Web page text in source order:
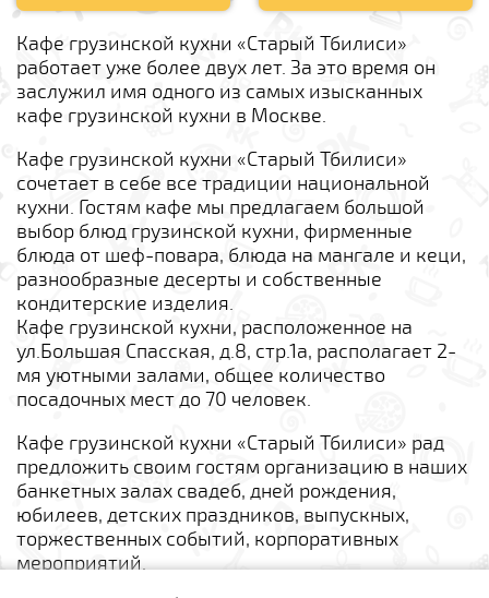
Кафе грузинской кухни «Старый Тбилиси»
работает уже более двух лет. За это время он
заслужил имя одного из самых изысканных
кафе грузинской кухни в Москве.
Кафе грузинской кухни «Старый Тбилиси»
сочетает в себе все традиции национальной
кухни. Гостям кафе мы предлагаем большой
выбор блюд грузинской кухни, фирменные
блюда от шеф-повара, блюда на мангале и кеци,
разнообразные десерты и собственные
кондитерские изделия.
Кафе грузинской кухни, расположенное на
ул.Большая Спасская, д.8, стр.1а, располагает 2-
мя уютными залами, общее количество
посадочных мест до 70 человек.
Кафе грузинской кухни «Старый Тбилиси» рад
предложить своим гостям организацию в наших
банкетных залах свадеб, дней рождения,
юбилеев, детских праздников, выпускных,
торжественных событий, корпоративных
мероприятий.